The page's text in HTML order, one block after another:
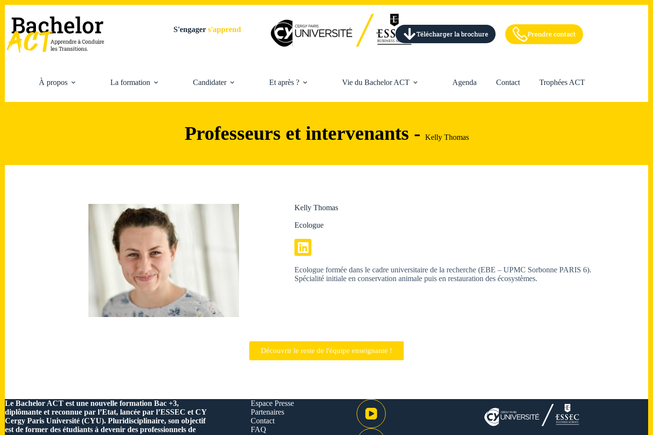
S'engagers'apprend
Télécharger la brochure Prendre contact
À propos La formation Candidater Et après ? Vie du Bachelor ACT Agenda Contact Trophées ACT
Professeurs et intervenants - Kelly Thomas
Kelly Thomas
Ecologue
Ecologue formée dans le cadre universitaire de la recherche (EBE – UPMC Sorbonne PARIS 6).
Spécialité initiale en conservation animale puis en restauration des écosystèmes.
Découvrir le reste de l'équipe enseignante !
Le Bachelor ACT est une nouvelle formation Bac +3,
diplômante et reconnue par l’Etat, lancée par l’ESSEC et CY
Cergy Paris Université (CYU). Pluridisciplinaire, son objectif
est de former des étudiants à devenir des professionnels de
Espace Presse
Partenaires
Contact
FAQ